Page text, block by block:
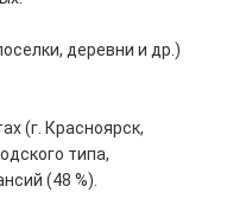
деревни и др.)
(г. Красноярск,
типа,
(48 %).